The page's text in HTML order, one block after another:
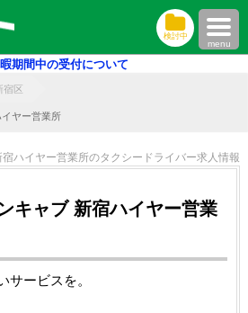
検討中
menu
期間中の受付について
宿区
ヤー営業所
ハイヤー営業所のタクシードライバー求人情報
キャブ 新宿ハイヤー営業
サービスを。